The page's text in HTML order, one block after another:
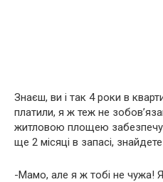
Знаєш, ви і так 4 роки в
платили, я ж теж не
житловою площею
ще 2 місяці в запасі,
-Мамо, але я ж тобі не чужа!